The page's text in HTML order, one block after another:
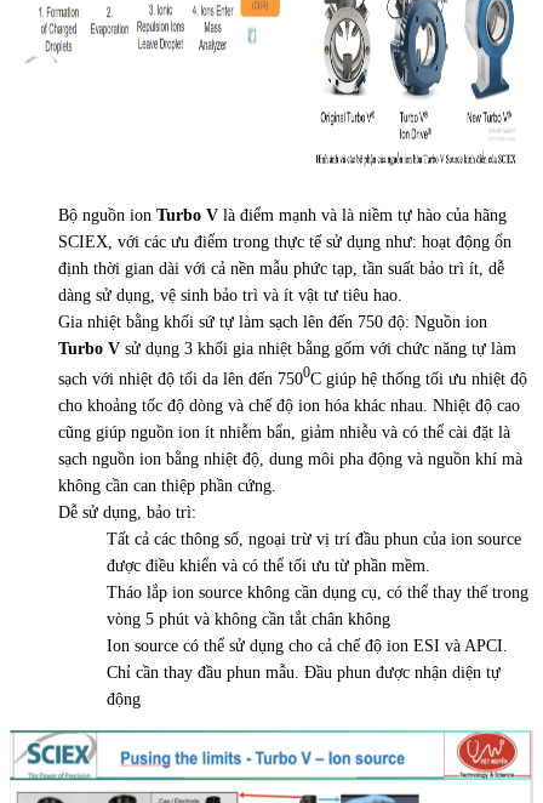
Bộ nguồn ion Turbo V là điểm mạnh và là niềm tự hào của hãng
SCIEX, với các ưu điểm trong thực tế sử dụng như: hoạt động ổn
định thời gian dài với cả nền mẫu phức tạp, tần suất bảo trì ít, dễ
dàng sử dụng, vệ sinh bảo trì và ít vật tư tiêu hao.
Gia nhiệt bằng khối sứ tự làm sạch lên đến 750 độ: Nguồn ion
Turbo V sử dụng 3 khối gia nhiệt bằng gốm với chức năng tự làm
sạch với nhiệt độ tối da lên đến 7500C giúp hệ thống tối ưu nhiệt độ
cho khoảng tốc độ dòng và chế độ ion hóa khác nhau. Nhiệt độ cao
cũng giúp nguồn ion ít nhiễm bẩn, giảm nhiễu và có thể cài đặt là
sạch nguồn ion bằng nhiệt độ, dung môi pha động và nguồn khí mà
không cần can thiệp phần cứng.
Dễ sử dụng, bảo trì:
Tất cả các thông số, ngoại trừ vị trí đầu phun của ion source
được điều khiển và có thể tối ưu từ phần mềm.
Tháo lắp ion source không cần dụng cụ, có thể thay thế trong
vòng 5 phút và không cần tắt chân không
Ion source có thể sử dụng cho cả chế độ ion ESI và APCI.
Chỉ cần thay đầu phun mẫu. Đầu phun được nhận diện tự
động